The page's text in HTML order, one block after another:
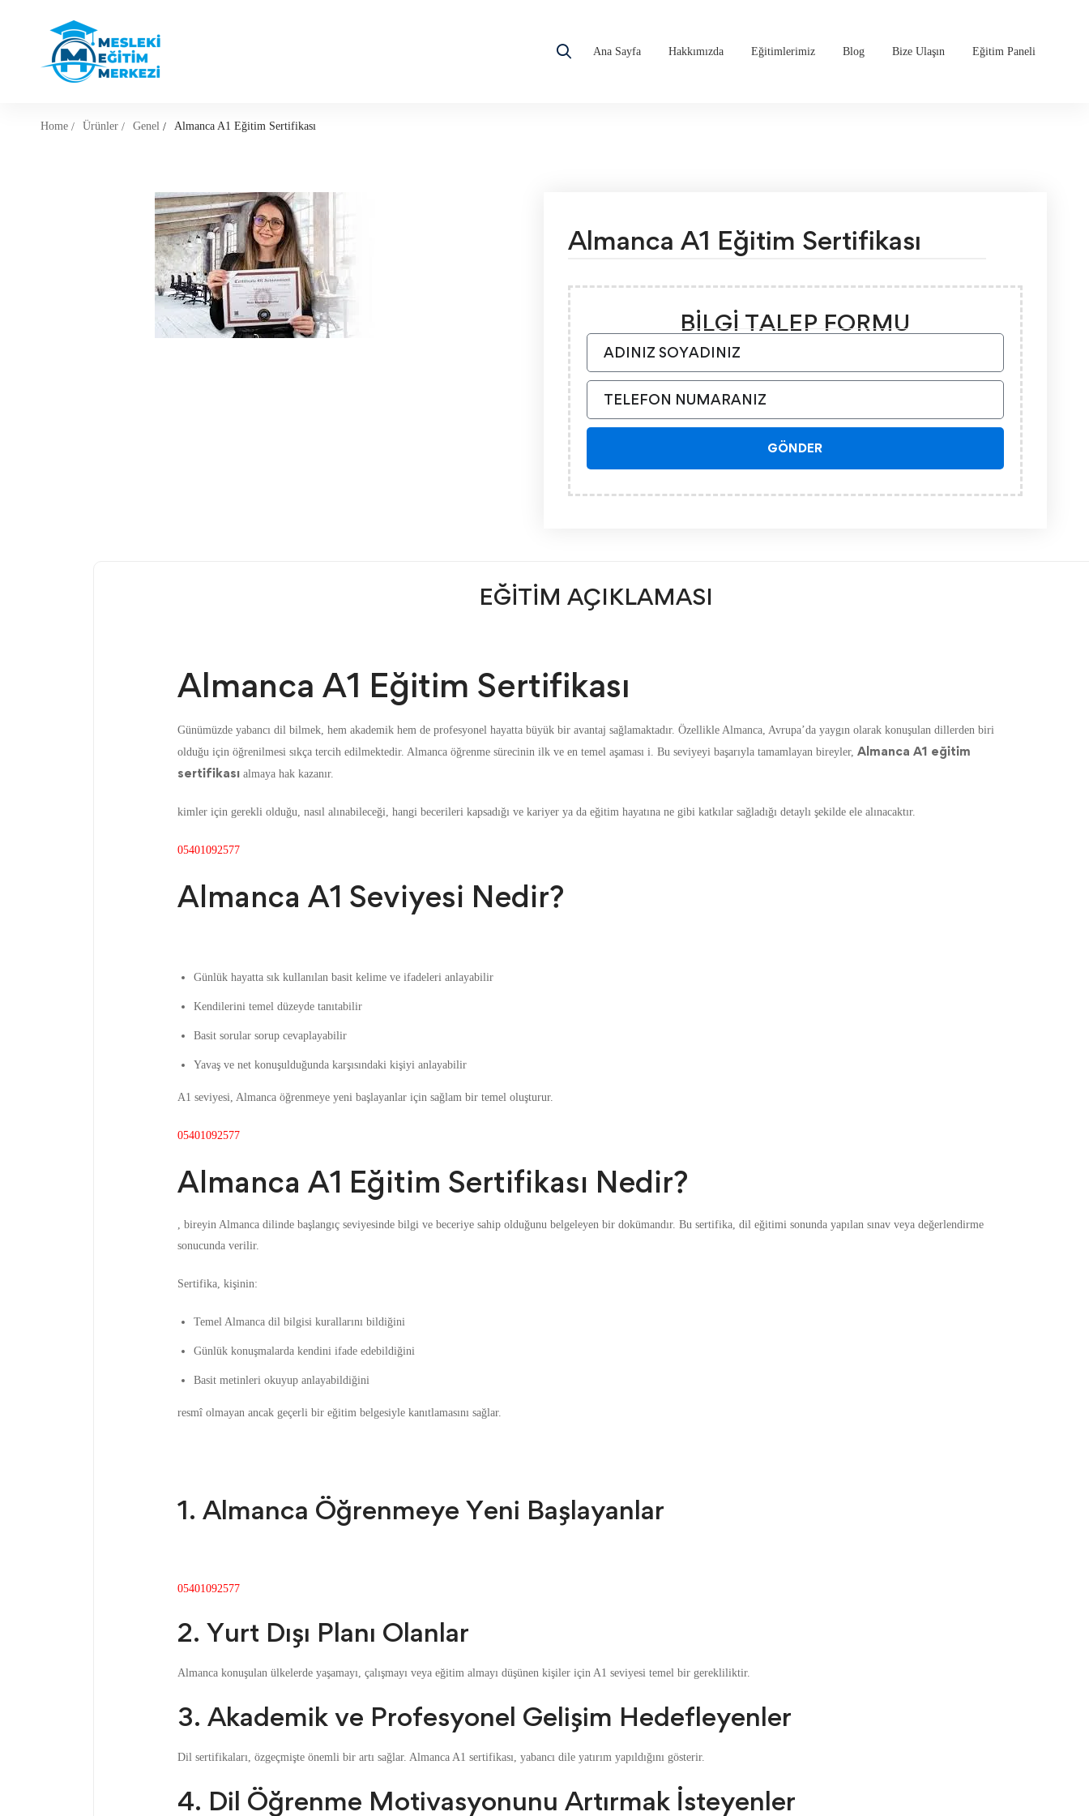
Ana Sayfa Hakkımızda Eğitimlerimiz Blog Bize Ulaşın Eğitim Paneli
Home Ürünler Genel Almanca A1 Eğitim Sertifikası
Almanca A1 Eğitim Sertifikası
BİLGİ TALEP FORMU
GÖNDER
EĞİTİM AÇIKLAMASI
Almanca A1 Eğitim Sertifikası
Günümüzde yabancı dil bilmek, hem akademik hem de profesyonel hayatta büyük bir avantaj sağlamaktadır. Özellikle Almanca, Avrupa’da yaygın olarak konuşulan dillerden biri
olduğu için öğrenilmesi sıkça tercih edilmektedir. Almanca öğrenme sürecinin ilk ve en temel aşaması i. Bu seviyeyi başarıyla tamamlayan bireyler, Almanca A1 eğitim
sertifikasıalmaya hak kazanır.
kimler için gerekli olduğu, nasıl alınabileceği, hangi becerileri kapsadığı ve kariyer ya da eğitim hayatına ne gibi katkılar sağladığı detaylı şekilde ele alınacaktır.
05401092577
Almanca A1 Seviyesi Nedir?
Günlük hayatta sık kullanılan basit kelime ve ifadeleri anlayabilir
Kendilerini temel düzeyde tanıtabilir
Basit sorular sorup cevaplayabilir
Yavaş ve net konuşulduğunda karşısındaki kişiyi anlayabilir
A1 seviyesi, Almanca öğrenmeye yeni başlayanlar için sağlam bir temel oluşturur.
05401092577
Almanca A1 Eğitim Sertifikası Nedir?
, bireyin Almanca dilinde başlangıç seviyesinde bilgi ve beceriye sahip olduğunu belgeleyen bir dokümandır. Bu sertifika, dil eğitimi sonunda yapılan sınav veya değerlendirme
sonucunda verilir.
Sertifika, kişinin:
Temel Almanca dil bilgisi kurallarını bildiğini
Günlük konuşmalarda kendini ifade edebildiğini
Basit metinleri okuyup anlayabildiğini
resmî olmayan ancak geçerli bir eğitim belgesiyle kanıtlamasını sağlar.
1. Almanca Öğrenmeye Yeni Başlayanlar
05401092577
2. Yurt Dışı Planı Olanlar
Almanca konuşulan ülkelerde yaşamayı, çalışmayı veya eğitim almayı düşünen kişiler için A1 seviyesi temel bir gerekliliktir.
3. Akademik ve Profesyonel Gelişim Hedefleyenler
Dil sertifikaları, özgeçmişte önemli bir artı sağlar. Almanca A1 sertifikası, yabancı dile yatırım yapıldığını gösterir.
4. Dil Öğrenme Motivasyonunu Artırmak İsteyenler